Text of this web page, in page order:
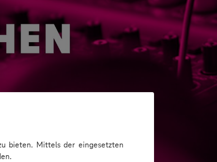
bieten. Mittels der eingesetzten